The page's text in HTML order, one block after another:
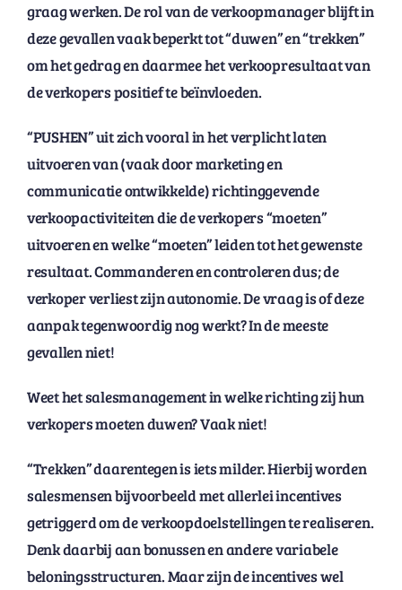
graag werken. De rol van de verkoopmanager blijft in
deze gevallen vaak beperkt tot “duwen” en “trekken”
om het gedrag en daarmee het verkoopresultaat van
de verkopers positief te beïnvloeden.
“PUSHEN” uit zich vooral in het verplicht laten
uitvoeren van (vaak door marketing en
communicatie ontwikkelde) richtinggevende
verkoopactiviteiten die de verkopers “moeten”
uitvoeren en welke “moeten” leiden tot het gewenste
resultaat. Commanderen en controleren dus; de
verkoper verliest zijn autonomie. De vraag is of deze
aanpak tegenwoordig nog werkt? In de meeste
gevallen niet!
Weet het salesmanagement in welke richting zij hun
verkopers moeten duwen? Vaak niet!
“Trekken” daarentegen is iets milder. Hierbij worden
salesmensen bijvoorbeeld met allerlei incentives
getriggerd om de verkoopdoelstellingen te realiseren.
Denk daarbij aan bonussen en andere variabele
beloningsstructuren. Maar zijn de incentives wel